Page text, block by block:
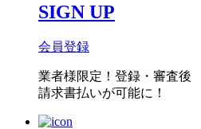
SIGN UP
会員登録
業者様限定！ 登録・審査後
請求書払いが可能に！